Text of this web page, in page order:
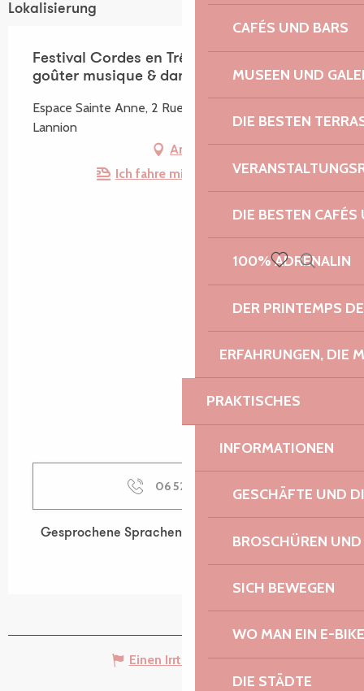
CAFÉS UND BARS
MUSEEN UND
DIE BESTEN
DIE BESTEN
100% ADRENALIN
DER PRINTEMPS
ERFAHRUNGEN, DIE
PRAKTISCHES
INFORMATIONEN
GESCHÄFTE UND
BROSCHÜREN
SICH BEWEGEN
WO MAN EIN E-
DIE STÄDTE
Voir les favoris
Suche
Lokalisierung
Festival Cordes en Trégor - Concert-
goûter musique & danse en plein air
Espace Sainte Anne, 2 Rue de Kérampont, 22300
Lannion
Anfahrt
Ich fahre mit dem Zug hin!
06 52 29 92 ▒▒
Gesprochene Sprachen
Gesprochene Sprachen
Einen Irrtum angeben